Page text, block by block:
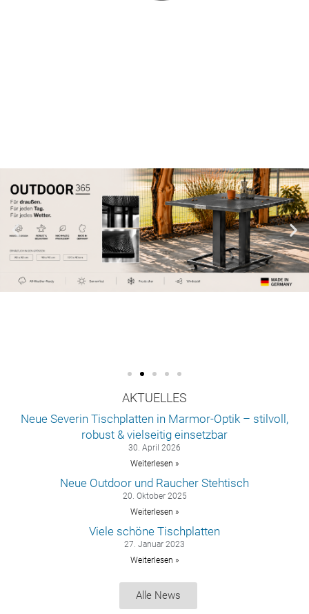
AKTUELLES
Neue Severin Tischplatten in Marmor-Optik – stilvoll,
robust & vielseitig einsetzbar
30. April 2026
Weiterlesen »
Neue Outdoor und Raucher Stehtisch
20. Oktober 2025
Weiterlesen »
Viele schöne Tischplatten
27. Januar 2023
Weiterlesen »
Alle News